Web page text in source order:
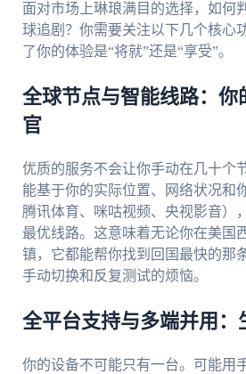
面对市场上琳琅满目的选择，如何
球追剧？你需要关注以下几个核心
了你的体验是“将就”还是“享受”。
全球节点与智能线路：你
官
优质的服务不会让你手动在几十个
能基于你的实际位置、网络状况和
腾讯体育、咪咕视频、央视影音）
最优线路。这意味着无论你在美国
镇，它都能帮你找到回国最快的那
手动切换和反复测试的烦恼。
全平台支持与多端并用：
你的设备不可能只有一台。可能用